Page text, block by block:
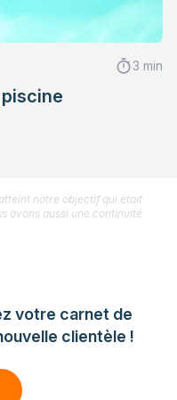
3 min
votre carnet de
clientèle !
notre objectif qui était
avons aussi une continuité